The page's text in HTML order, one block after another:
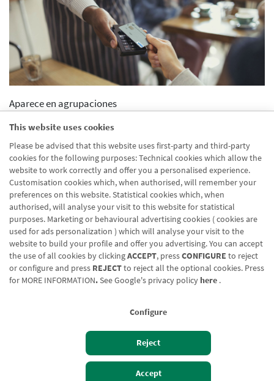
This website uses cookies
Please be advised that this website uses first-party and third-party
cookies for the following purposes: Technical cookies which allow the
website to work correctly and offer you a personalised experience.
Customisation cookies which, when authorised, will remember your
preferences on this website. Statistical cookies which, when
authorised, will analyse your visit to this website for statistical
purposes. Marketing or behavioural advertising cookies ( cookies are
used for ads personalization ) which will analyse your visit to the
website to build your profile and offer you advertising. You can accept
the use of all cookies by clickingACCEPT, pressCONFIGURE to reject
or configure and press REJECTto reject all the optional cookies. Press
for MORE INFORMATION.See Google's privacy policy here .
Configure
Reject
Accept
Aparece en agrupaciones
Aparece en distribuidor
Desactivado
Activar previsualizcion
Desactivado
Izan bezero Bezeroen sarbidea
Blog CRN CNMV Office finder Legal notice
Cookies policy
Data protection
Contact us: 948 168 100